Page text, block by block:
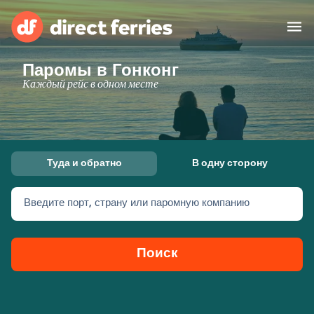
Операторы
Страны
Предлагает
Паромные билеты
Паромы в Гонконг
Каждый рейс в одном месте
Туда и обратно В одну сторону
Введите порт, страну или паромную компанию
Поиск